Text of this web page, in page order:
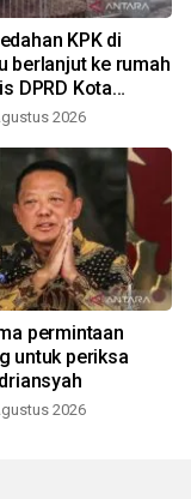
KPK di
berlanjut ke rumah
DPRD Kota
2026
permintaan
untuk periksa
2026